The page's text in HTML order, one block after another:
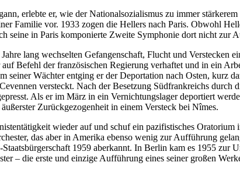
erlebte er, wie der Nationalsozialismus zu immer
Familie vor. 1933 zogen die Hellers nach Paris. Obwohl
seine in Paris komponierte Zweite Symphonie dort nicht zur
lang wechselten Gefangenschaft, Flucht und Verstecken
Befehl der französischen Regierung verhaftet und in ein
seiner Wächter entging er der Deportation nach Osten, kurz
versteckt. Nach der Besetzung Südfrankreichs durch
Als er im März in ein Vernichtungslager deportiert
Zurückgezogenheit in einem Versteck bei Nîmes.
wieder auf und schuf ein pazifistisches Oratorium
das aber in Amerika ebenso wenig zur Aufführung
1959 aberkannt. In Berlin kam es 1955 zur
– die erste und einzige Aufführung eines seiner großen